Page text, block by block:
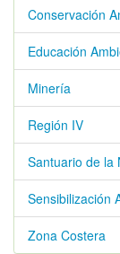
Conservación
Educación
Minería
Región IV
Santuario de la
Sensibilización
Zona Costera